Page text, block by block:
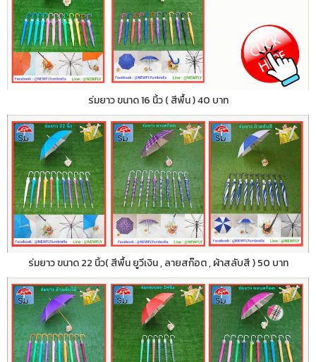
ร่มยาว ขนาด 16 นิ้ว ( สีพื้น ) 40 บาท
ร่มยาว ขนาด 22 นิ้ว( สีพื้น ยูวีเงิน , ลายสก๊อต , ผ้าสลับสี ) 50 บาท